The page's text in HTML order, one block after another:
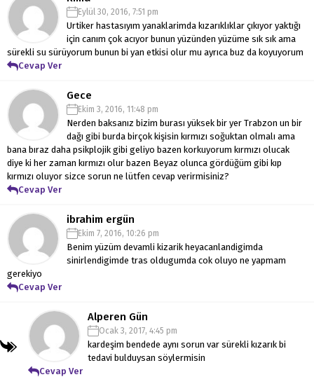
Eylül 30, 2016, 7:51 pm
Urtiker hastasıyım yanaklarimda kızarıklıklar çıkıyor yaktığı
için canım çok acıyor bunun yüzünden yüzüme sık sık ama
sürekli su sürüyorum bunun bi yan etkisi olur mu ayrıca buz da koyuyorum
Cevap Ver
Gece
Ekim 3, 2016, 11:48 pm
Nerden baksanız bizim burası yüksek bir yer Trabzon un bir
dağı gibi burda birçok kişisin kırmızı soğuktan olmalı ama
bana bıraz daha psikplojik gibi geliyo bazen korkuyorum kırmızı olucak
diye ki her zaman kırmızı olur bazen Beyaz olunca gördüğüm gibi kıp
kırmızı oluyor sizce sorun ne lütfen cevap verirmisiniz?
Cevap Ver
ibrahim ergün
Ekim 7, 2016, 10:26 pm
Benim yüzüm devamli kizarik heyacanlandigimda
sinirlendigimde tras oldugumda cok oluyo ne yapmam
gerekiyo
Cevap Ver
Alperen Gün
Ocak 3, 2017, 4:45 pm
kardeşim bendede aynı sorun var sürekli kızarık bi
tedavi bulduysan söylermisin
Cevap Ver